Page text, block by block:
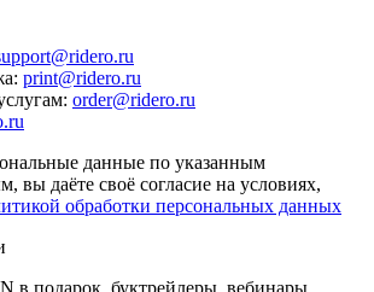
: print@ridero.ru
: order@ridero.ru
данные по указанным
вы даёте своё согласие на условиях,
обработки персональных данных
в подарок, буктрейлеры, вебинары